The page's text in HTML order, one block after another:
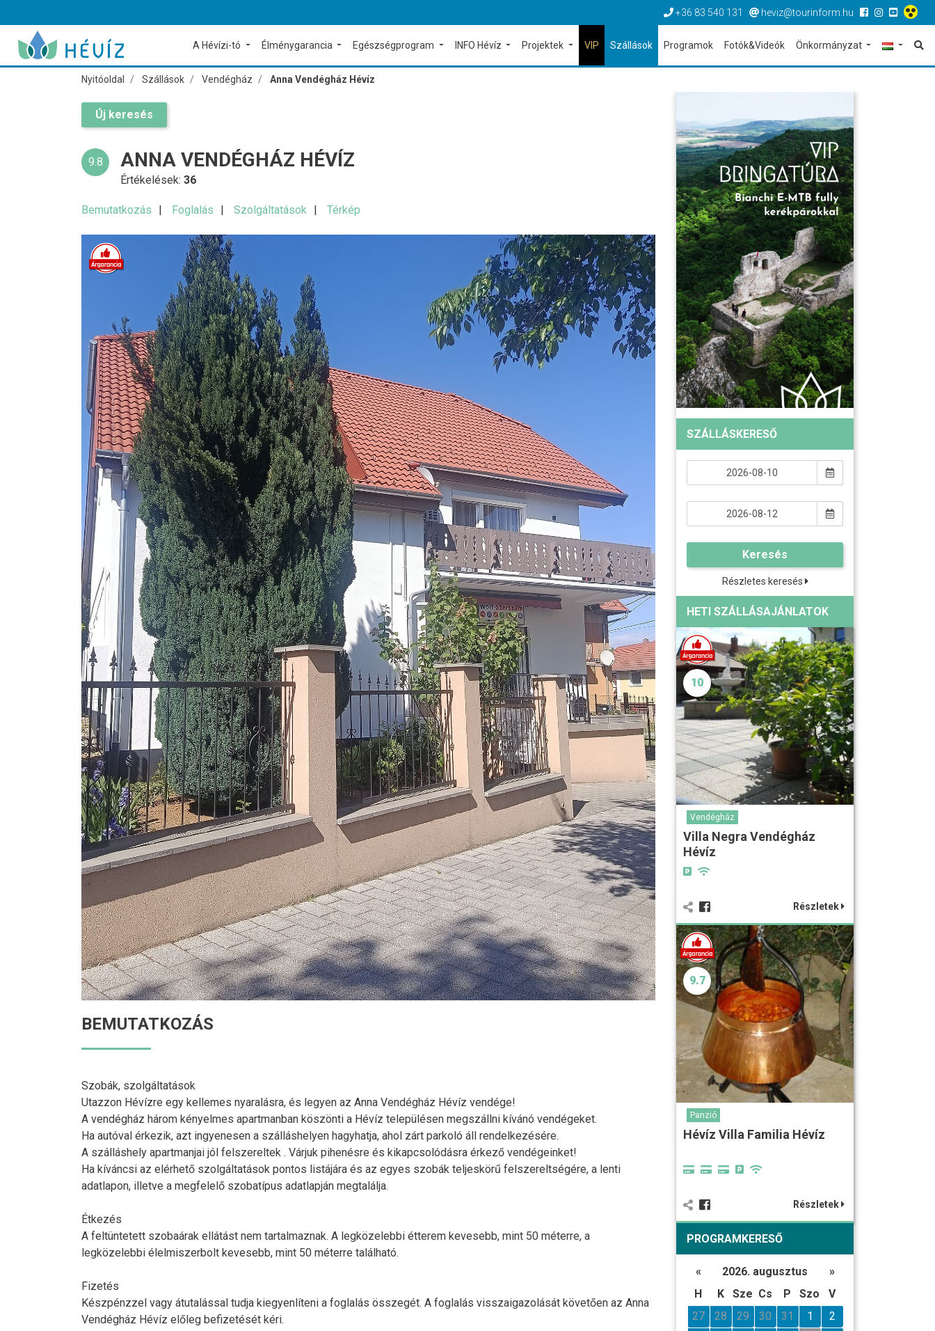
+36 83 540 131 heviz@tourinform.hu
A Hévízi-tó Élménygarancia Egészségprogram INFO Hévíz Projektek VIP Szállások Programok Fotók&Videók Önkormányzat
Nyitóoldal Szállások Vendégház Anna Vendégház Hévíz
Új keresés
9.8 ANNA VENDÉGHÁZ HÉVÍZ
Értékelések:36
Bemutatkozás Foglalás Szolgáltatások Térkép
BEMUTATKOZÁS
Szobák, szolgáltatások
Utazzon Hévízre egy kellemes nyaralásra, és legyen az Anna Vendégház Hévíz vendége!
A vendégház három kényelmes apartmanban köszönti a Hévíz településen megszállni kívánó vendégeket.
Ha autóval érkezik, azt ingyenesen a szálláshelyen hagyhatja, ahol zárt parkoló áll rendelkezésére.
A szálláshely apartmanjai jól felszereltek . Várjuk pihenésre és kikapcsolódásra érkező vendégeinket!
Ha kíváncsi az elérhető szolgáltatások pontos listájára és az egyes szobák teljeskörű felszereltségére, a lenti
adatlapon, illetve a megfelelő szobatípus adatlapján megtalálja.
Étkezés
A feltüntetett szobaárak ellátást nem tartalmaznak. A legközelebbi étterem kevesebb, mint 50 méterre, a
legközelebbi élelmiszerbolt kevesebb, mint 50 méterre található.
Fizetés
Készpénzzel vagy átutalással tudja kiegyenlíteni a foglalás összegét. A foglalás visszaigazolását követően az Anna
Vendégház Hévíz előleg befizetését kéri.
SZÁLLÁSKERESŐ
Keresés
Részletes keresés
HETI SZÁLLÁSAJÁNLATOK
10
Vendégház
Villa Negra Vendégház
Hévíz
Részletek
9.7
Panzió
Hévíz Villa Familia Hévíz
Részletek
PROGRAMKERESŐ
« 2026. augusztus
»
H
K Sze Cs P Szo
V
27
28 29 30 31 1
2